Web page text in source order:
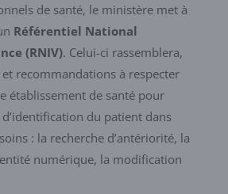
de santé, le ministère met à
Référentiel National
(RNIV). Celui-ci rassemblera,
recommandations à respecter
établissement de santé pour
du patient dans
: la recherche d’antériorité, la
numérique, la modification